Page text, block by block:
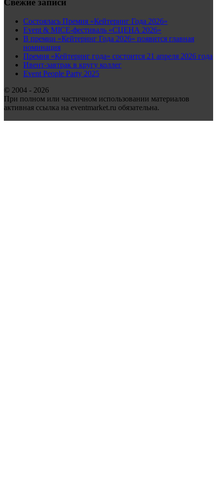
Свежие записи
Состоялась Премия «Кейтеринг Года 2026»
Event & MICE-фестиваль «СЦЕНА 2026»
В премии «Кейтеринг Года 2026» появится главная
номинация
Премия «Кейтеринг года» состоится 21 апреля 2026 года
Ивент-завтрак в кругу коллег
Event People Party 2025
© 2004 - 2026
При полном или частичном использовании материалов
активная ссылка на eventmarket.ru обязательна.